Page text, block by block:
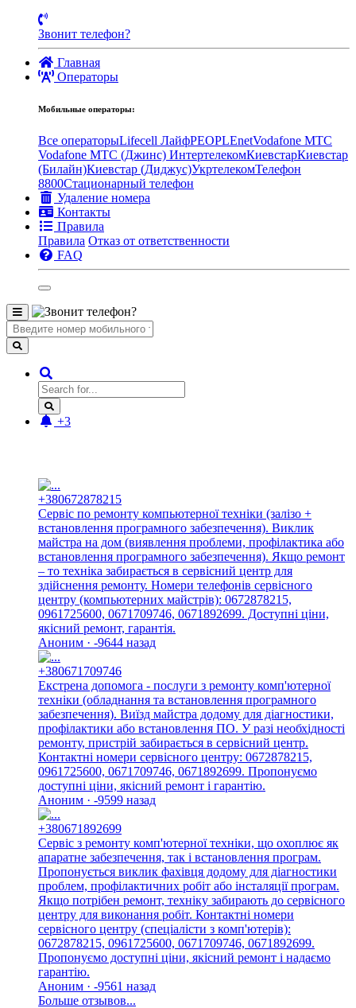
Звонит телефон?
Главная
Операторы
Мобильные операторы:
Все операторыLifecell ЛайфPEOPLEnetVodafone MTC
Vodafone МТС (Джинс) ИнтертелекомКиевстарКиевстар
(Билайн)Киевстар (Диджус)УкртелекомТелефон
8800Стационарный телефон
Удаление номера
Контакты
Правила
Правила Отказ от ответственности
FAQ
+3
+380672878215
Сервіс по ремонту компьютерної техніки (залізо +
встановлення програмного забезпечення). Виклик
майстра на дом (виявлення проблеми, профілактика або
встановлення програмного забезпечення). Якщо ремонт
– то техніка забирається в сервісний центр для
здійснення ремонту. Номери телефонів сервісного
центру (компьютерних майстрів): 0672878215,
0961725600, 0671709746, 0671892699. Доступні ціни,
якісний ремонт, гарантія.
Аноним · -9644 назад
+380671709746
Екстрена допомога - послуги з ремонту комп'ютерної
техніки (обладнання та встановлення програмного
забезпечення). Виїзд майстра додому для діагностики,
профілактики або встановлення ПО. У разі необхідності
ремонту, пристрій забирається в сервісний центр.
Контактні номери сервісного центру: 0672878215,
0961725600, 0671709746, 0671892699. Пропонуємо
доступні ціни, якісний ремонт і гарантію.
Аноним · -9599 назад
+380671892699
Сервіс з ремонту комп'ютерної техніки, що охоплює як
апаратне забезпечення, так і встановлення програм.
Пропонується виклик фахівця додому для діагностики
проблем, профілактичних робіт або інсталяції програм.
Якщо потрібен ремонт, техніку забирають до сервісного
центру для виконання робіт. Контактні номери
сервісного центру (спеціалісти з комп'ютерів):
0672878215, 0961725600, 0671709746, 0671892699.
Пропонуємо доступні ціни, якісний ремонт і надаємо
гарантію.
Аноним · -9561 назад
Больше отзывов...